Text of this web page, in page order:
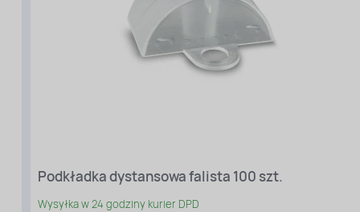
Podkładka dystansowa falista 100 szt.
Wysyłka w 24 godziny kurier DPD